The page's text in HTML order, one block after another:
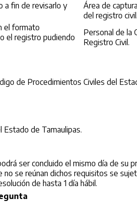
a fin de revisarlo y
Área de
del registro civil.
el formato
el registro pudiendo
Personal de la
Registro Civil.
de Procedimientos Civiles del
Estado de Tamaulipas.
ser concluido el mismo día de su
se reúnan dichos requisitos se
de hasta 1 día hábil.